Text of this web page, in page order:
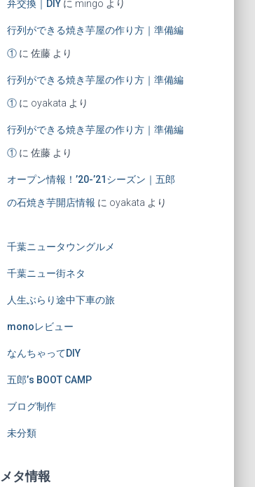
弁交換｜DIYに mingo より
行列ができる焼き芋屋の作り方｜準備編
①に 佐藤より
行列ができる焼き芋屋の作り方｜準備編
①に oyakata より
行列ができる焼き芋屋の作り方｜準備編
①に 佐藤より
オープン情報！’20-’21シーズン｜五郎
の石焼き芋開店情報 に oyakata より
千葉ニュータウングルメ
千葉ニュー街ネタ
人生ぶらり途中下車の旅
monoレビュー
なんちゃってDIY
五郎’s BOOT CAMP
ブログ制作
未分類
メタ情報